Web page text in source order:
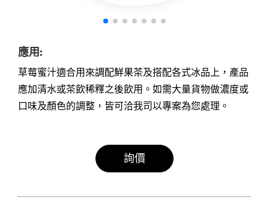
應用:
草莓蜜汁適合用來調配鮮果茶及搭配各式冰品上，產品
應加清水或茶飲稀釋之後飲用。如需大量貨物做濃度或
口味及顏色的調整，皆可洽我司以專案為您處理。
詢價